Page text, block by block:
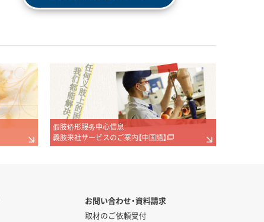
假肢矫形服务中心信息
義肢来社サービスのご案内【中国語】
お問い合わせ・資料請求
取材のご依頼受付